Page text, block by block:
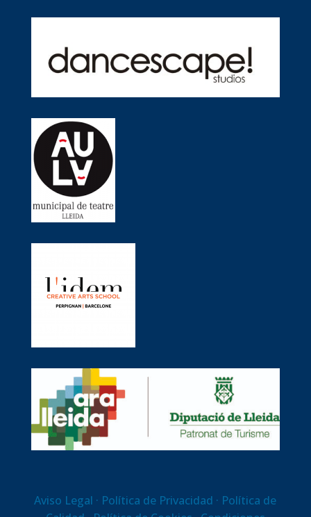
Aviso Legal · Política de Privacidad · Política de